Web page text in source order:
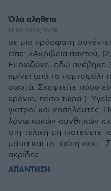
Όλα αληθεια
14.05.2026, 15:41
σε μια πρόσφατη
είπε: «Ακρίβεια παντού,
Ευρωζώνη, εδώ ανέβηκε
κρίνει από το πορτοφόλι
σωστά. Σκεφτείτε πόσο
χρόνια, πόσο τώρα ).
γιατροί και νοσηλευτές.
λόγω κακών συνθηκών
στη τελική μη
μάτια και τη τσέπη σας...
ακρίδες
ΑΠΑΝΤΗΣΗ